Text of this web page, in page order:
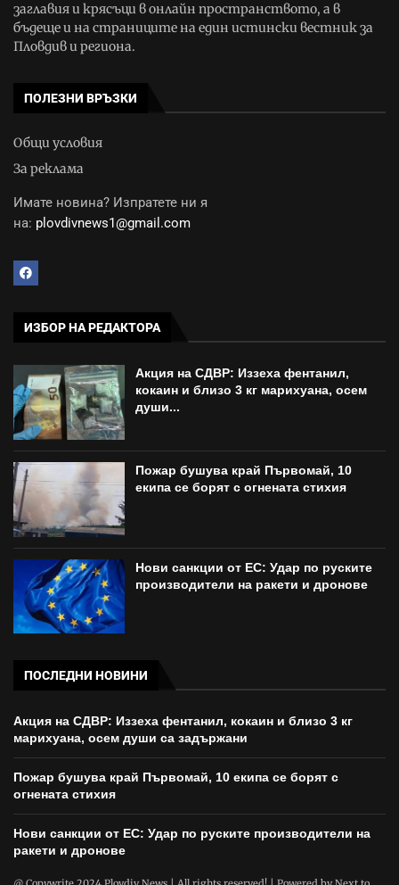
заглавия и крясъци в онлайн пространството, а в
бъдеще и на страниците на един истински вестник за
Пловдив и региона.
ПОЛЕЗНИ ВРЪЗКИ
Общи условия
За реклама
Имате новина? Изпратете ни я
на: plovdivnews1@gmail.com
ИЗБОР НА РЕДАКТОРА
Акция на СДВР: Иззеха фентанил,
кокаин и близо 3 кг марихуана, осем
души...
Пожар бушува край Първомай, 10
екипа се борят с огнената стихия
Нови санкции от ЕС: Удар по руските
производители на ракети и дронове
ПОСЛЕДНИ НОВИНИ
Акция на СДВР: Иззеха фентанил, кокаин и близо 3 кг
марихуана, осем души са задържани
Пожар бушува край Първомай, 10 екипа се борят с
огнената стихия
Нови санкции от ЕС: Удар по руските производители на
ракети и дронове